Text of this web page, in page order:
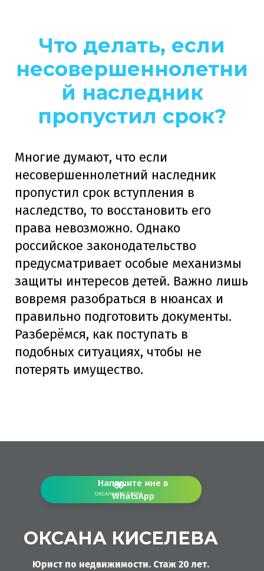
Что делать, если
несовершеннолетни
й наследник
пропустил срок?
Многие думают, что если
несовершеннолетний наследник
пропустил срок вступления в
наследство, то восстановить его
права невозможно. Однако
российское законодательство
предусматривает особые механизмы
защиты интересов детей. Важно лишь
вовремя разобраться в нюансах и
правильно подготовить документы.
Разберёмся, как поступать в
подобных ситуациях, чтобы не
потерять имущество.
Юрист по недвижимости. Стаж 20 лет.
Напишите мне в
WhatsApp
ОКСАНА КИСЕЛЕВА